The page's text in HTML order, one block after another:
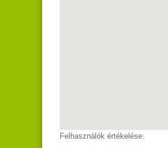
Felhasználók értékelése: